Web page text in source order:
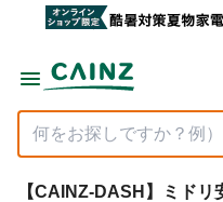
【CAINZ-DASH】ミド